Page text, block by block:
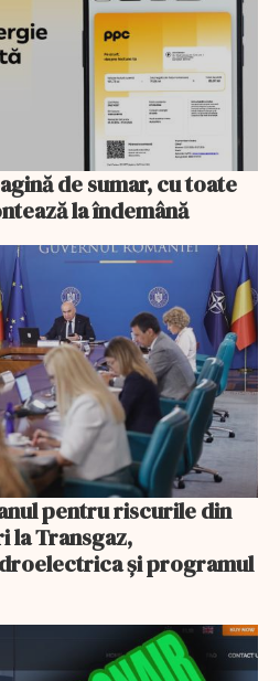
de sumar, cu toate
la îndemână
pentru riscurile din
la Transgaz,
și programul